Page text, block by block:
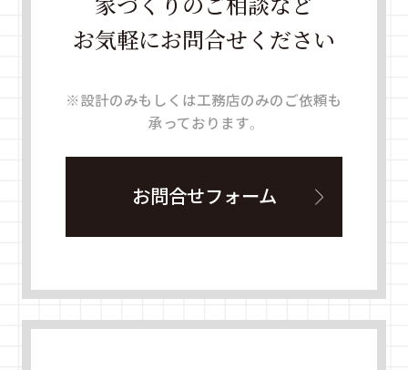
お気軽にお問合せください
※設計のみもしくは工務店のみのご依頼も
承っております。
お問合せフォーム